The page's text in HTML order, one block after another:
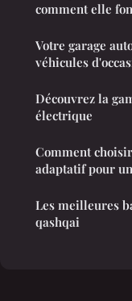
comment elle
Votre garage
véhicules
Découvrez la
électrique
Comment
adaptatif pour
Les meilleures
qashqai